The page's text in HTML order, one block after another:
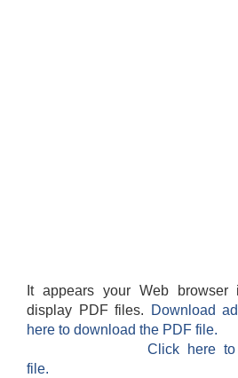
It appears your Web
display PDF files.
Download
here to download the PDF file.
Click here
file.